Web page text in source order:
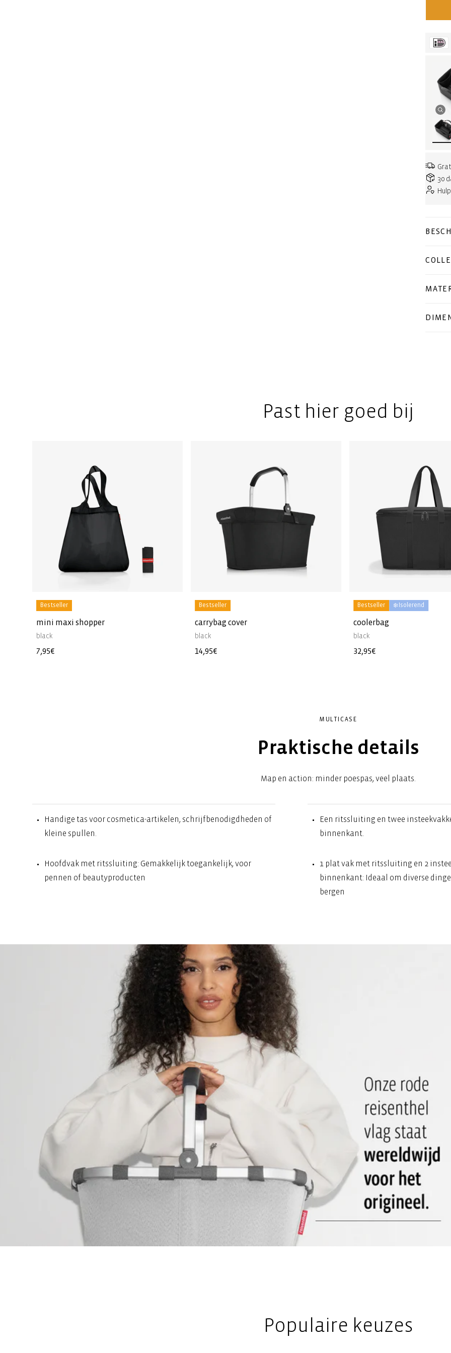
30
Past hier goed bij
Bestseller
mini maxi shopper
black
Normale
7,95€
Bestseller
carrybag cover
black
Normale
14,95€
Bestseller ❄️ Isolerend
coolerbag
black
Normale
32,95€
MULTICASE
Praktische details
Map en action: minder poespas, veel plaats.
Handige tas voor cosmetica-artikelen, schrijfbenodigdheden of
kleine spullen.
Een ritssluiting en twee
binnenkant.
Hoofdvak met ritssluiting: Gemakkelijk toegankelijk, voor
pennen of beautyproducten
1 plat vak met ritssluiting en 2
binnenkant: Ideaal om diverse
bergen
Populaire keuzes